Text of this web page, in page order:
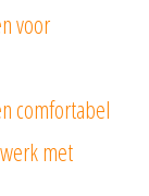
voor
comfortabel
met